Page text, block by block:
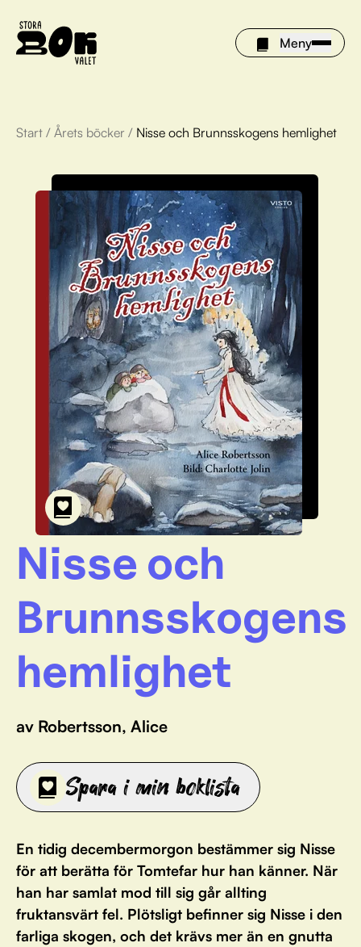
Meny
Årets böcker
Om Stora bokvalet
Olivia tipsar
Vinnare
FAQ
För bibliotek
Start / Årets böcker / Nisse och Brunnsskogens hemlighet
Nisse och
Brunnsskogens
hemlighet
av Robertsson, Alice
Spara i min boklista
En tidig decembermorgon bestämmer sig Nisse
för att berätta för Tomtefar hur han känner. När
han har samlat mod till sig går allting
fruktansvärt fel. Plötsligt befinner sig Nisse i den
farliga skogen, och det krävs mer än en gnutta